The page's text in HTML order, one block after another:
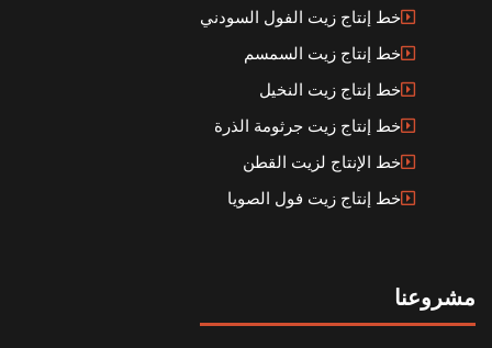
خط إنتاج زيت الفول السودني
خط إنتاج زيت السمسم
خط إنتاج زيت النخيل
خط إنتاج زيت جرثومة الذرة
خط الإنتاج لزيت القطن
خط إنتاج زيت فول الصويا
مشروعنا